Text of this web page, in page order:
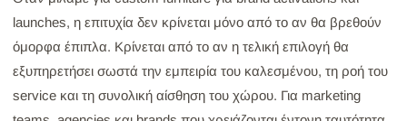
launches, η επιτυχία δεν κρίνεται μόνο από το αν θα βρεθούν
όμορφα έπιπλα. Κρίνεται από το αν η τελική επιλογή θα
εξυπηρετήσει σωστά την εμπειρία του καλεσμένου, τη ροή του
service και τη συνολική αίσθηση του χώρου. Για marketing